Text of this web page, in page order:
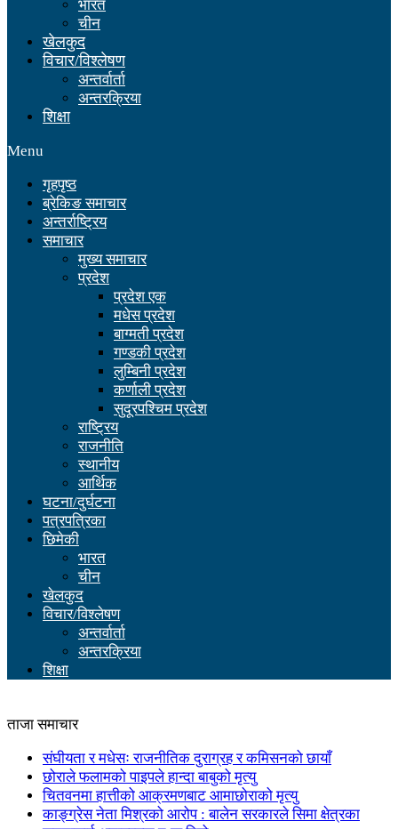
भारत
चीन
खेलकुद
विचार/विश्लेषण
अन्तर्वार्ता
अन्तरक्रिया
शिक्षा
Menu
गृहपृष्ठ
ब्रेकिङ समाचार
अन्तर्राष्ट्रिय
समाचार
मुख्य समाचार
प्रदेश
प्रदेश एक
मधेस प्रदेश
बाग्मती प्रदेश
गण्डकी प्रदेश
लुम्बिनी प्रदेश
कर्णाली प्रदेश
सुदूरपश्चिम प्रदेश
राष्ट्रिय
राजनीति
स्थानीय
आर्थिक
घटना/दुर्घटना
पत्रपत्रिका
छिमेकी
भारत
चीन
खेलकुद
विचार/विश्लेषण
अन्तर्वार्ता
अन्तरक्रिया
शिक्षा
ताजा समाचार
संघीयता र मधेसः राजनीतिक दुराग्रह र कमिसनको छायाँ
छोराले फलामको पाइपले हान्दा बाबुको मृत्यु
चितवनमा हात्तीको आक्रमणबाट आमाछोराको मृत्यु
काङ्ग्रेस नेता मिश्रको आरोप : बालेन सरकारले सिमा क्षेत्रका